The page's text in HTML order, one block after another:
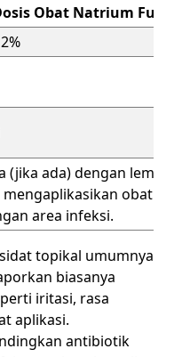
Obat Natrium
(jika ada) dengan
obat
area infeksi.
topikal umumnya
biasanya
iritasi, rasa
aplikasi.
antibiotik